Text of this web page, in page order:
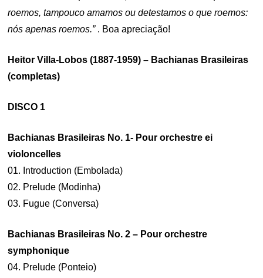
roemos, tampouco amamos ou detestamos o que roemos:
nós apenas roemos.”. Boa apreciação!
Heitor Villa-Lobos (1887-1959) – Bachianas Brasileiras
(completas)
DISCO 1
Bachianas Brasileiras No. 1- Pour orchestre ei
violoncelles
01. Introduction (Embolada)
02. Prelude (Modinha)
03. Fugue (Conversa)
Bachianas Brasileiras No. 2 – Pour orchestre
symphonique
04. Prelude (Ponteio)